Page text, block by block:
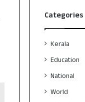
Categories
Kerala
Education
National
World